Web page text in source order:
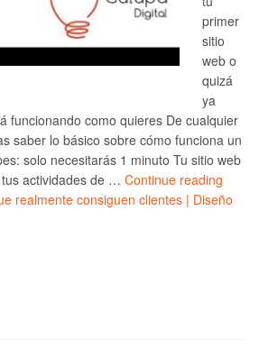
primer
sitio
web o
quizá
ya
funcionando como quieres De cualquier
saber lo básico sobre cómo funciona un
solo necesitarás 1 minuto Tu sitio web
actividades de … Continue reading
realmente consiguen clientes | Diseño